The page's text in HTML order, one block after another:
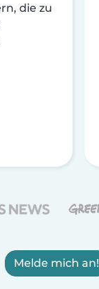
die zu
Melde mich an!